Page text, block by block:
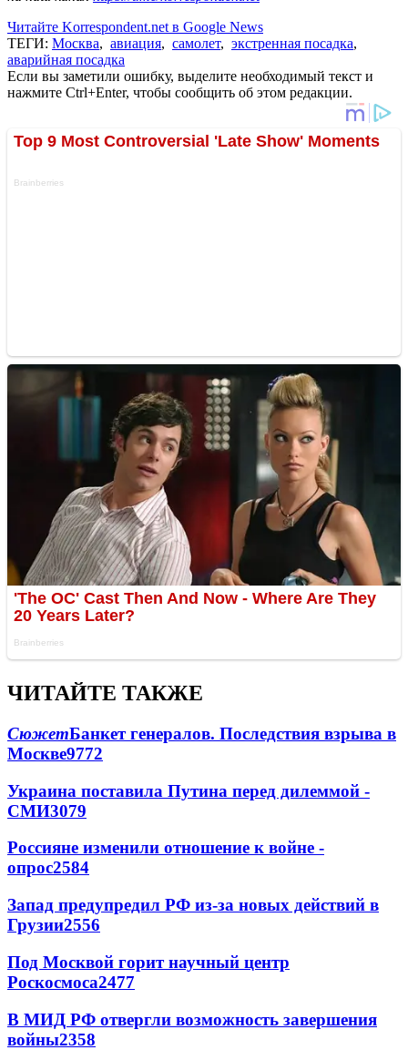
Читайте Korrespondent.net в Google News
ТЕГИ: Москва, авиация, самолет, экстренная посадка,
аварийная посадка
Если вы заметили ошибку, выделите необходимый текст и
нажмите Ctrl+Enter, чтобы сообщить об этом редакции.
ЧИТАЙТЕ ТАКЖЕ
СюжетБанкет генералов. Последствия взрыва в
Москве9772
Украина поставила Путина перед дилеммой -
СМИ3079
Россияне изменили отношение к войне -
опрос2584
Запад предупредил РФ из-за новых действий в
Грузии2556
Под Москвой горит научный центр
Роскосмоса2477
В МИД РФ отвергли возможность завершения
войны2358